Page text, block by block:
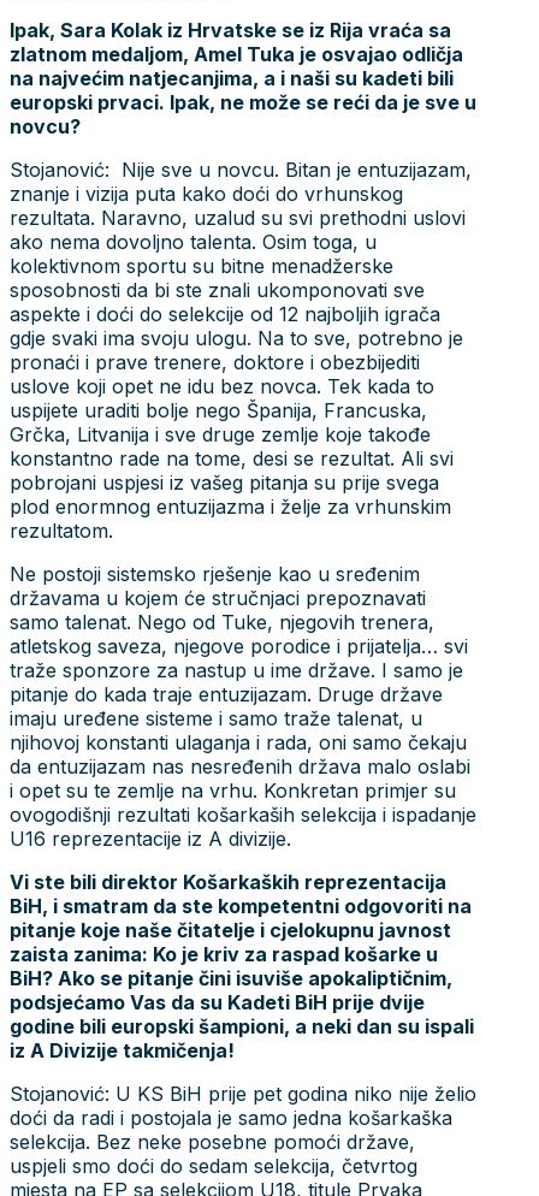
Ipak, Sara Kolak iz Hrvatske se iz Rija vraća sa
zlatnom medaljom, Amel Tuka je osvajao odličja
na najvećim natjecanjima, a i naši su kadeti bili
europski prvaci. Ipak, ne može se reći da je sve u
novcu?
Stojanović: Nije sve u novcu. Bitan je entuzijazam,
znanje i vizija puta kako doći do vrhunskog
rezultata. Naravno, uzalud su svi prethodni uslovi
ako nema dovoljno talenta. Osim toga, u
kolektivnom sportu su bitne menadžerske
sposobnosti da bi ste znali ukomponovati sve
aspekte i doći do selekcije od 12 najboljih igrača
gdje svaki ima svoju ulogu. Na to sve, potrebno je
pronaći i prave trenere, doktore i obezbijediti
uslove koji opet ne idu bez novca. Tek kada to
uspijete uraditi bolje nego Španija, Francuska,
Grčka, Litvanija i sve druge zemlje koje takođe
konstantno rade na tome, desi se rezultat. Ali svi
pobrojani uspjesi iz vašeg pitanja su prije svega
plod enormnog entuzijazma i želje za vrhunskim
rezultatom.
Ne postoji sistemsko rješenje kao u sređenim
državama u kojem će stručnjaci prepoznavati
samo talenat. Nego od Tuke, njegovih trenera,
atletskog saveza, njegove porodice i prijatelja… svi
traže sponzore za nastup u ime države. I samo je
pitanje do kada traje entuzijazam. Druge države
imaju uređene sisteme i samo traže talenat, u
njihovoj konstanti ulaganja i rada, oni samo čekaju
da entuzijazam nas nesređenih država malo oslabi
i opet su te zemlje na vrhu. Konkretan primjer su
ovogodišnji rezultati košarkaših selekcija i ispadanje
U16 reprezentacije iz A divizije.
Vi ste bili direktor Košarkaških reprezentacija
BiH, i smatram da ste kompetentni odgovoriti na
pitanje koje naše čitatelje i cjelokupnu javnost
zaista zanima: Ko je kriv za raspad košarke u
BiH? Ako se pitanje čini isuviše apokaliptičnim,
podsjećamo Vas da su Kadeti BiH prije dvije
godine bili europski šampioni, a neki dan su ispali
iz A Divizije takmičenja!
Stojanović: U KS BiH prije pet godina niko nije želio
doći da radi i postojala je samo jedna košarkaška
selekcija. Bez neke posebne pomoći države,
uspjeli smo doći do sedam selekcija, četvrtog
mjesta na EP sa selekcijom U18, titule Prvaka